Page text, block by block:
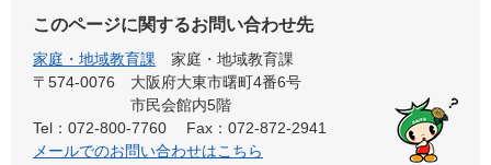
このページに関するお問い合わせ先
家庭・地域教育課
家庭・地域教育課
〒574-0076
大阪府大東市曙町4番6号
市民会館内5階
Tel：072-800-7760
Fax：072-872-2941
メールでのお問い合わせはこちら